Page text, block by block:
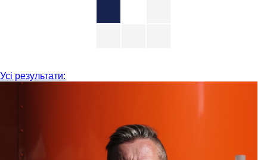
Усі результати: